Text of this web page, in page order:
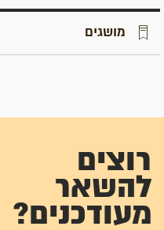
מושגים
רוצים
להשאר
מעודכנים?